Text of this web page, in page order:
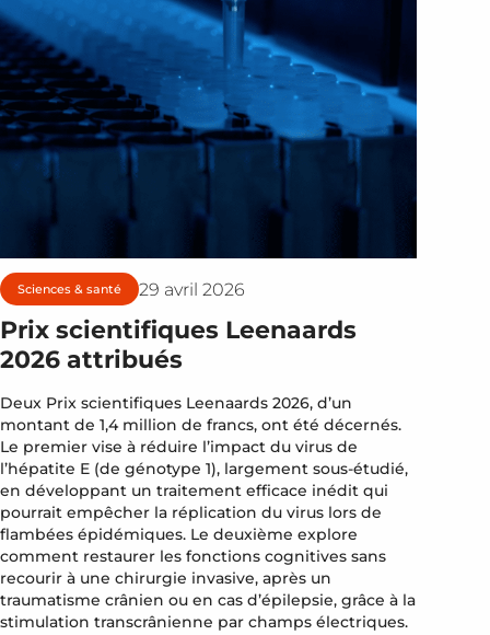
Sciences & santé 29 avril 2026
Prix scientifiques Leenaards
2026 attribués
Deux Prix scientifiques Leenaards 2026, d’un
montant de 1,4 million de francs, ont été décernés.
Le premier vise à réduire l’impact du virus de
l’hépatite E (de génotype 1), largement sous-étudié,
en développant un traitement efficace inédit qui
pourrait empêcher la réplication du virus lors de
flambées épidémiques. Le deuxième explore
comment restaurer les fonctions cognitives sans
recourir à une chirurgie invasive, après un
traumatisme crânien ou en cas d’épilepsie, grâce à la
stimulation transcrânienne par champs électriques.